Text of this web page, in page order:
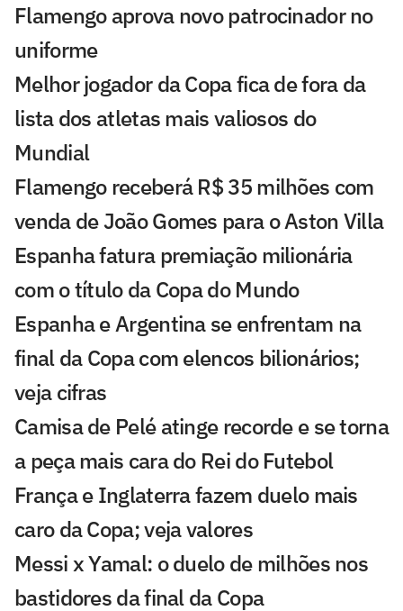
Flamengo aprova novo patrocinador no
uniforme
Melhor jogador da Copa fica de fora da
lista dos atletas mais valiosos do
Mundial
Flamengo receberá R$ 35 milhões com
venda de João Gomes para o Aston Villa
Espanha fatura premiação milionária
com o título da Copa do Mundo
Espanha e Argentina se enfrentam na
final da Copa com elencos bilionários;
veja cifras
Camisa de Pelé atinge recorde e se torna
a peça mais cara do Rei do Futebol
França e Inglaterra fazem duelo mais
caro da Copa; veja valores
Messi x Yamal: o duelo de milhões nos
bastidores da final da Copa